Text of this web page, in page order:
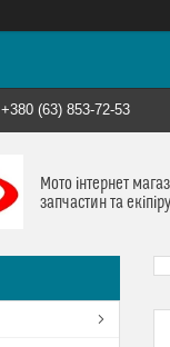
+380 (63) 853-72-53
Мото інтернет
запчастин та